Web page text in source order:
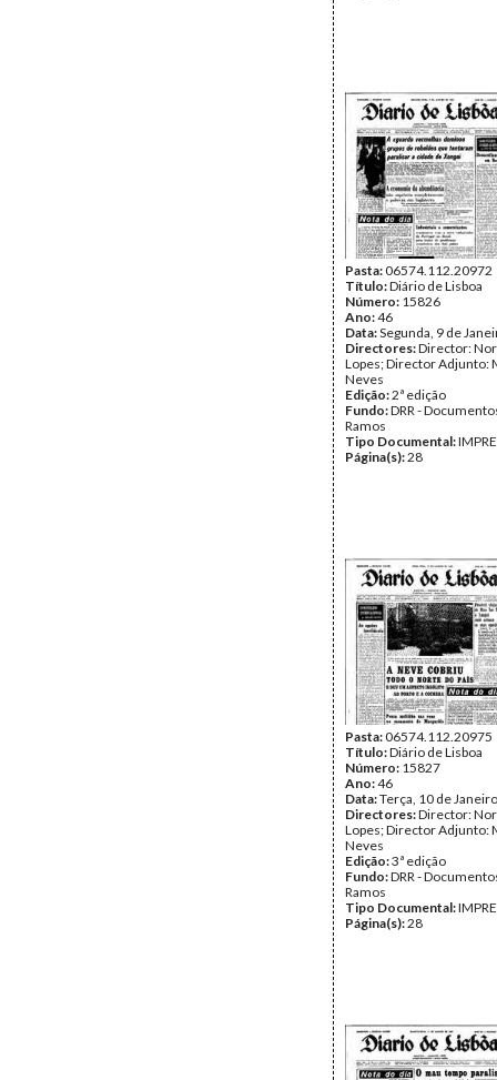
Pasta:06574.112.20972
Título:Diário de Lisboa
Número: 15826
Ano:46
Data:Segunda, 9 de
Directores:Director:
Lopes; Director Adjunto:
Neves
Edição:2ª edição
Fundo:DRR -
Ramos
Tipo Documental:
Página(s):28
Pasta:06574.112.20975
Título:Diário de Lisboa
Número: 15827
Ano:46
Data:Terça, 10 de
Directores:Director:
Lopes; Director Adjunto:
Neves
Edição:3ª edição
Fundo:DRR -
Ramos
Tipo Documental:
Página(s):28